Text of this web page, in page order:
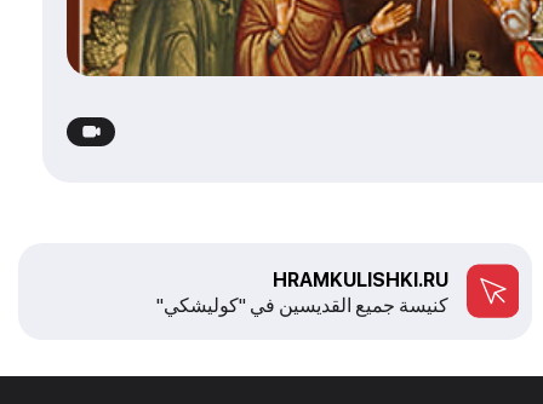
HRAMKULISHKI.RU
كنيسة جميع القديسين في "كوليشكي"